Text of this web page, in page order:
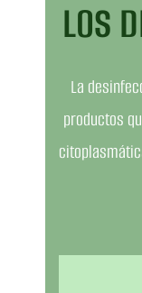
LOS
La
productos